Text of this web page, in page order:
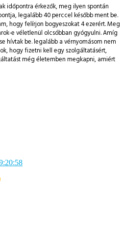
időpontra érkezők, meg ilyen spontán
legalább 40 perccel később ment be.
hogy felírjon bogyeszokat 4 ezerért. Meg
e véletlenül olcsóbban gyógyulni. Amíg
hívtak be. legalább a vérnyomásom nem
hogy fizetni kell egy szolgáltatásért,
még életemben megkapni, amiért